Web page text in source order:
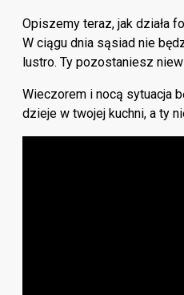
Opiszemy teraz, jak działa
W ciągu dnia sąsiad nie
lustro. Ty pozostaniesz
Wieczorem i nocą sytuacja
dzieje w twojej kuchni, a ty